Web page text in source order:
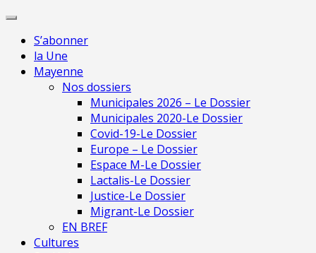
Skip
contentS’abonner
la Une
Mayenne
Nos dossiers
Municipales 2026 – Le Dossier
Municipales 2020-Le Dossier
Covid-19-Le Dossier
Europe – Le Dossier
Espace M-Le Dossier
Lactalis-Le Dossier
Justice-Le Dossier
Migrant-Le Dossier
EN BREF
Cultures
indépendante en
Mayenne